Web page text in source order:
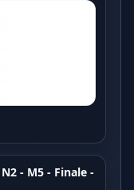
- M5 - Finale -